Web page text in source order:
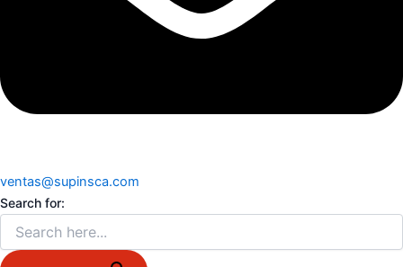
ventas@supinsca.com
Search for: